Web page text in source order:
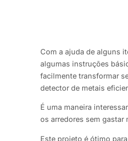
Com a ajuda de alguns
algumas instruções
facilmente transformar
detector de metais
É uma maneira
os arredores sem gastar
Este projeto é ótimo